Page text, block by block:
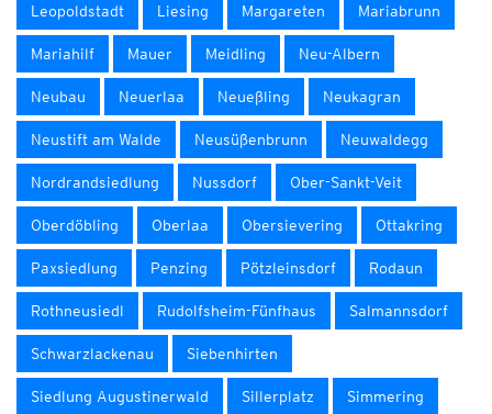
Leopoldstadt Liesing Margareten Mariabrunn
Mariahilf Mauer Meidling Neu-Albern
Neubau Neuerlaa Neueßling Neukagran
Neustift am Walde Neusüßenbrunn Neuwaldegg
Nordrandsiedlung Nussdorf Ober-Sankt-Veit
Oberdöbling Oberlaa Obersievering Ottakring
Paxsiedlung Penzing Pötzleinsdorf Rodaun
Rothneusiedl Rudolfsheim-Fünfhaus Salmannsdorf
Schwarzlackenau Siebenhirten
Siedlung Augustinerwald Sillerplatz Simmering